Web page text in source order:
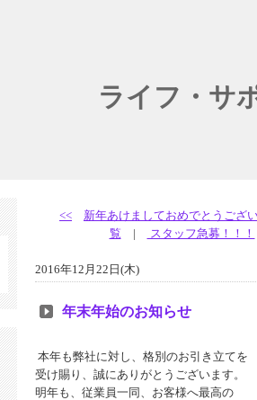
ライフ・サ
<< 新年あけましておめでとうござ
覧 | スタッフ急募！！！
2016年12月22日(木)
年末年始のお知らせ
本年も弊社に対し、格別のお引き立てを
受け賜り、誠にありがとうございます。
明年も、従業員一同、お客様へ最高の